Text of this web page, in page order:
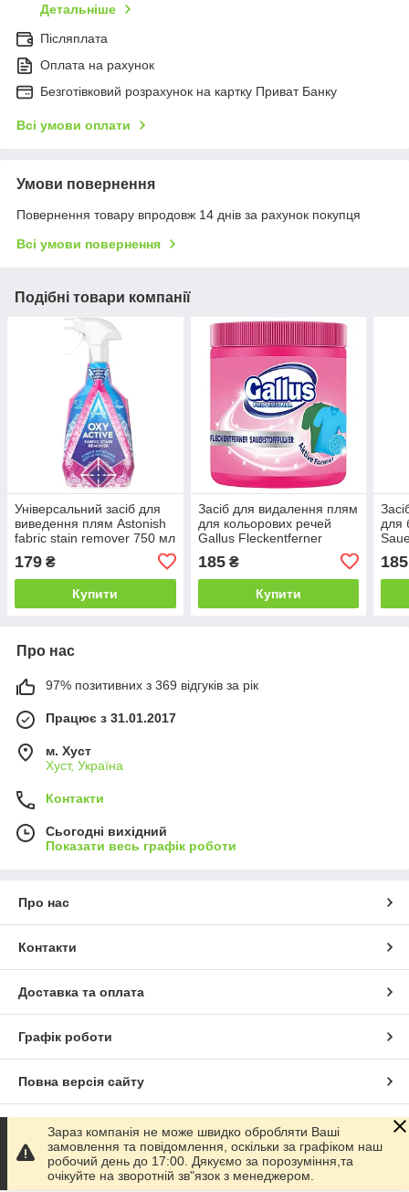
Детальніше
Післяплата
Оплата на рахунок
Безготівковий розрахунок на картку Приват Банку
Всі умови оплати
Умови повернення
Повернення товару впродовж 14 днів за рахунок покупця
Всі умови повернення
Подібні товари компанії
Універсальний засіб для
виведення плям Astonish
fabric stain remover 750 мл
179 ₴
Купити
Засіб для видалення плям
для кольорових речей
Gallus Fleckentferner
Sauerstoffpulver Pulver 600
г185₴
Купити
для
185
Про нас
97% позитивних з 369 відгуків за рік
Працює з 31.01.2017
м. Хуст
Хуст, Україна
Контакти
Сьогодні вихідний
Показати весь графік роботи
Про нас
Контакти
Доставка та оплата
Графік роботи
Повна версія сайту
Сайт створено на маркетплейсі Prom.ua
Політика конфіденційності
Зараз компанія не може швидко обробляти Ваші
замовлення та повідомлення, оскільки за графіком наш
робочий день до 17:00. Дякуємо за порозуміння,та
очікуйте на зворотній зв"язок з менеджером.